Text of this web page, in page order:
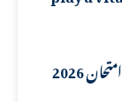
تعلیمی بورڈ مردان نے ایس ایس سی سالانہ اول امتحان 2026